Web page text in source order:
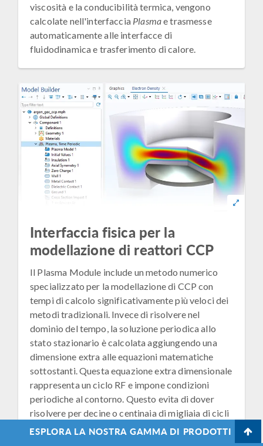
viscosità e la conducibilità termica, vengono
calcolate nell'interfaccia Plasmae trasmesse
automaticamente alle interfacce di
fluidodinamica e trasferimento di calore.
Interfaccia fisica per la
modellazione di reattori CCP
Il Plasma Module include un metodo numerico
specializzato per la modellazione di CCP con
tempi di calcolo significativamente più veloci dei
metodi tradizionali. Invece di risolvere nel
dominio del tempo, la soluzione periodica allo
stato stazionario è calcolata aggiungendo una
dimensione extra alle equazioni matematiche
sottostanti. Questa equazione extra dimensionale
rappresenta un ciclo RF e impone condizioni
periodiche al contorno. Questo evita di dover
risolvere per decine o centinaia di migliaia di cicli
RF, che tipicamente richiede molto tempo prima
ESPLORA LA NOSTRA GAMMA DI PRODOTTI